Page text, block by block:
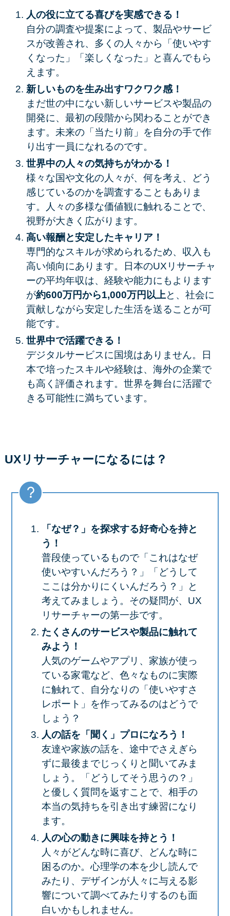
人の役に立てる喜びを実感できる！
自分の調査や提案によって、製品やサービ
スが改善され、多くの人々から「使いやす
くなった」「楽しくなった」と喜んでもら
えます。
新しいものを生み出すワクワク感！
まだ世の中にない新しいサービスや製品の
開発に、最初の段階から関わることができ
ます。未来の「当たり前」を自分の手で作
り出す一員になれるのです。
世界中の人々の気持ちがわかる！
様々な国や文化の人々が、何を考え、どう
感じているのかを調査することもありま
す。人々の多様な価値観に触れることで、
視野が大きく広がります。
高い報酬と安定したキャリア！
専門的なスキルが求められるため、収入も
高い傾向にあります。日本のUXリサーチャ
ーの平均年収は、経験や能力にもよります
が約600万円から1,000万円以上と、社会に
貢献しながら安定した生活を送ることが可
能です。
世界中で活躍できる！
デジタルサービスに国境はありません。日
本で培ったスキルや経験は、海外の企業で
も高く評価されます。世界を舞台に活躍で
きる可能性に満ちています。
UXリサーチャーになるには？
「なぜ？」を探求する好奇心を持と
う！
普段使っているもので「これはなぜ
使いやすいんだろう？」「どうして
ここは分かりにくいんだろう？」と
考えてみましょう。その疑問が、UX
リサーチャーの第一歩です。
たくさんのサービスや製品に触れて
みよう！
人気のゲームやアプリ、家族が使っ
ている家電など、色々なものに実際
に触れて、自分なりの「使いやすさ
レポート」を作ってみるのはどうで
しょう？
人の話を「聞く」プロになろう！
友達や家族の話を、途中でさえぎら
ずに最後までじっくりと聞いてみま
しょう。「どうしてそう思うの？」
と優しく質問を返すことで、相手の
本当の気持ちを引き出す練習になり
ます。
人の心の動きに興味を持とう！
人々がどんな時に喜び、どんな時に
困るのか。心理学の本を少し読んで
みたり、デザインが人々に与える影
響について調べてみたりするのも面
白いかもしれません。